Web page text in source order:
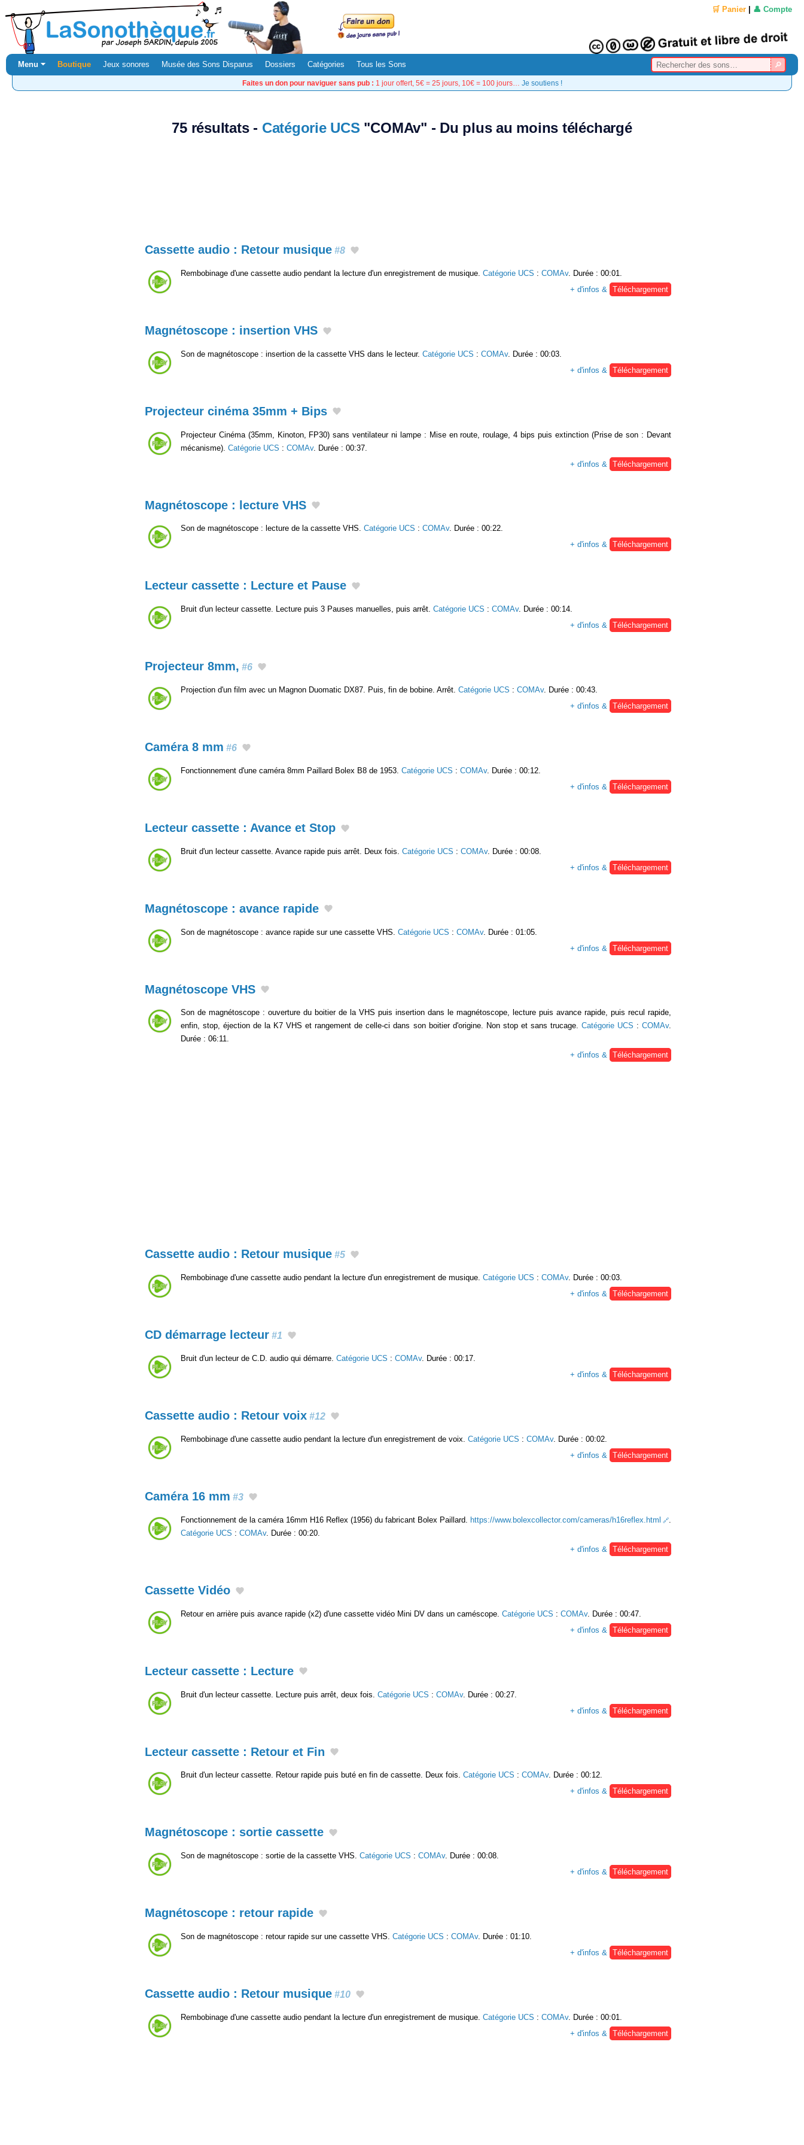
🛒 Panier 👤 Compte
Menu ⏷ Boutique Jeux sonores Musée des Sons Disparus Dossiers Catégories Tous les Sons
Faites un don pour naviguer sans pub : 1 jour offert, 5€ = 25 jours, 10€ = 100 jours… Je soutiens !
75 résultats - Catégorie UCS "COMAv" - Du plus au moins téléchargé
Cassette audio : Retour musique #8
Rembobinage d'une cassette audio pendant la lecture d'un enregistrement de musique. Catégorie UCS : COMAv. Durée : 00:01.
+ d'infos &
Téléchargement
Magnétoscope : insertion VHS
Son de magnétoscope : insertion de la cassette VHS dans le lecteur. Catégorie UCS : COMAv. Durée : 00:03.
+ d'infos &
Téléchargement
Projecteur cinéma 35mm + Bips
Projecteur Cinéma (35mm, Kinoton, FP30) sans ventilateur ni lampe : Mise en route, roulage, 4 bips puis extinction (Prise de son : Devant
mécanisme). Catégorie UCS : COMAv. Durée : 00:37.
+ d'infos &
Téléchargement
Magnétoscope : lecture VHS
Son de magnétoscope : lecture de la cassette VHS. Catégorie UCS : COMAv. Durée : 00:22.
+ d'infos & Téléchargement
Lecteur cassette : Lecture et Pause
Bruit d'un lecteur cassette. Lecture puis 3 Pauses manuelles, puis arrêt. Catégorie UCS : COMAv. Durée : 00:14.
+ d'infos & Téléchargement
Projecteur 8mm, #6
Projection d'un film avec un Magnon Duomatic DX87. Puis, fin de bobine. Arrêt. Catégorie UCS : COMAv. Durée : 00:43.
+ d'infos & Téléchargement
Caméra 8 mm #6
Fonctionnement d'une caméra 8mm Paillard Bolex B8 de 1953. Catégorie UCS : COMAv. Durée : 00:12.
+ d'infos &
Téléchargement
Lecteur cassette : Avance et Stop
Bruit d'un lecteur cassette. Avance rapide puis arrêt. Deux fois. Catégorie UCS : COMAv. Durée : 00:08.
+ d'infos &
Téléchargement
Magnétoscope : avance rapide
Son de magnétoscope : avance rapide sur une cassette VHS. Catégorie UCS : COMAv. Durée : 01:05.
+ d'infos &
Téléchargement
Magnétoscope VHS
Son de magnétoscope : ouverture du boitier de la VHS puis insertion dans le magnétoscope, lecture puis avance rapide, puis recul rapide,
enfin, stop, éjection de la K7 VHS et rangement de celle-ci dans son boitier d'origine. Non stop et sans trucage. Catégorie UCS :COMAv.
Durée : 06:11.
+ d'infos & Téléchargement
Cassette audio : Retour musique #5
Rembobinage d'une cassette audio pendant la lecture d'un enregistrement de musique. Catégorie UCS : COMAv. Durée : 00:03.
+ d'infos & Téléchargement
CD démarrage lecteur #1
Bruit d'un lecteur de C.D. audio qui démarre. Catégorie UCS : COMAv. Durée : 00:17.
+ d'infos & Téléchargement
Cassette audio : Retour voix #12
Rembobinage d'une cassette audio pendant la lecture d'un enregistrement de voix. Catégorie UCS : COMAv. Durée : 00:02.
+ d'infos &
Téléchargement
Caméra 16 mm #3
Fonctionnement de la caméra 16mm H16 Reflex (1956) du fabricant Bolex Paillard. https://www.bolexcollector.com/cameras/h16reflex.html
Catégorie UCS : COMAv. Durée : 00:20.
+ d'infos &
Téléchargement
Cassette Vidéo
Retour en arrière puis avance rapide (x2) d'une cassette vidéo Mini DV dans un caméscope. Catégorie UCS : COMAv. Durée : 00:47.
+ d'infos &
Téléchargement
Lecteur cassette : Lecture
Bruit d'un lecteur cassette. Lecture puis arrêt, deux fois. Catégorie UCS : COMAv. Durée : 00:27.
+ d'infos &
Téléchargement
Lecteur cassette : Retour et Fin
Bruit d'un lecteur cassette. Retour rapide puis buté en fin de cassette. Deux fois. Catégorie UCS : COMAv. Durée : 00:12.
+ d'infos & Téléchargement
Magnétoscope : sortie cassette
Son de magnétoscope : sortie de la cassette VHS. Catégorie UCS : COMAv. Durée : 00:08.
+ d'infos & Téléchargement
Magnétoscope : retour rapide
Son de magnétoscope : retour rapide sur une cassette VHS. Catégorie UCS : COMAv. Durée : 01:10.
+ d'infos & Téléchargement
Cassette audio : Retour musique #10
Rembobinage d'une cassette audio pendant la lecture d'un enregistrement de musique. Catégorie UCS : COMAv. Durée : 00:01.
+ d'infos &
Téléchargement